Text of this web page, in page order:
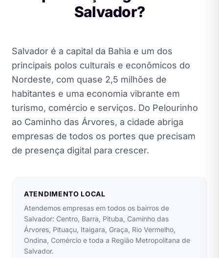
Salvador?
Salvador é a capital da Bahia e um dos
principais polos culturais e econômicos do
Nordeste, com quase 2,5 milhões de
habitantes e uma economia vibrante em
turismo, comércio e serviços. Do Pelourinho
ao Caminho das Árvores, a cidade abriga
empresas de todos os portes que precisam
de presença digital para crescer.
ATENDIMENTO LOCAL
Atendemos empresas em todos os bairros de
Salvador: Centro, Barra, Pituba, Caminho das
Árvores, Pituaçu, Itaigara, Graça, Rio Vermelho,
Ondina, Comércio e toda a Região Metropolitana de
Salvador.